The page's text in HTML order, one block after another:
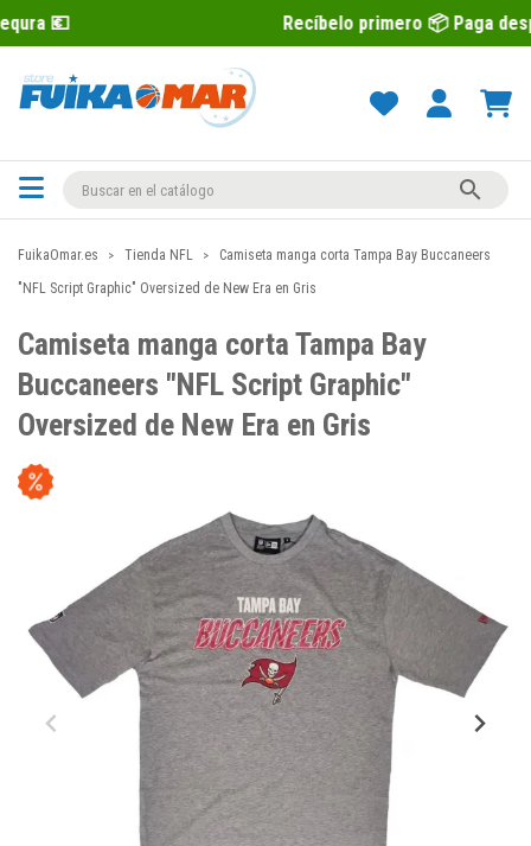
Recíbelo primero 📦 Paga después con

FuikaOmar.es Tienda NFL
Camiseta manga corta Tampa Bay Buccaneers
"NFL Script Graphic" Oversized de New Era en Gris
Camiseta manga corta Tampa Bay
Buccaneers "NFL Script Graphic"
Oversized de New Era en Gris